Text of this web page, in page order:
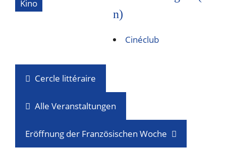
Kino
n)
Cinéclub
Cercle littéraire
Alle Veranstaltungen
Eröffnung der Französischen Woche